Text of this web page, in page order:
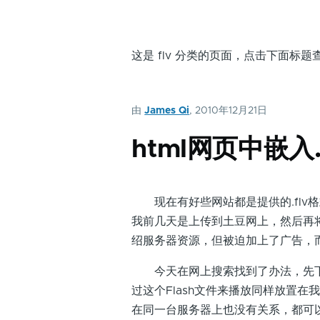
这是 flv 分类的页面，点击下面标题
由James Qi, 2010年12月21日
html网页中嵌
现在有好些网站都是提供的.flv格
我前几天是上传到土豆网上，然后
绍服务器资源，但被迫加上了广告
今天在网上搜索找到了办法，先
过这个Flash文件来播放同样放置在
在同一台服务器上也没有关系，都可